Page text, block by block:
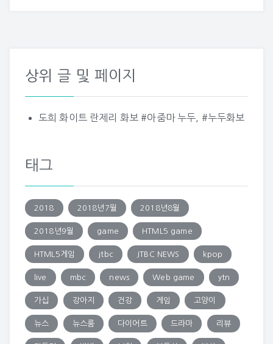
상위 글 및 페이지
도희 화이트 란제리 화보 #아줌마 누두, #누두화보
태그
2018 2018년7월 2018년8월
2018년9월 game HTML5 game
HTML5게임 jtbc JTBC NEWS kpop
live mbc news Web game ytn
가십 강아지 건강 게임 고양이
뉴스 뉴스룸 다이어트 드라마 리뷰